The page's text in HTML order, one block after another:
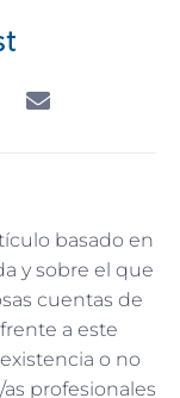
basado en
y sobre el que
cuentas de
a este
o no
profesionales